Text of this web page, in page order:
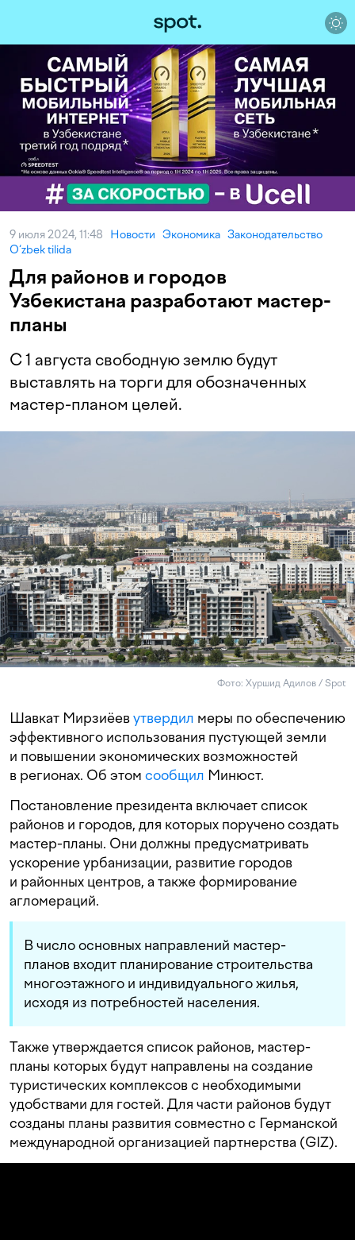
9 июля 2024, 11:48 Новости Экономика Законодательство
O‘zbek tilida
Для районов и городов
Узбекистана разработают мастер-
планы
С 1 августа свободную землю будут
выставлять на торги для обозначенных
мастер-планом целей.
Фото: Хуршид Адилов / Spot
Шавкат Мирзиёевутвердил меры по обеспечению
эффективного использования пустующей земли
и повышении экономических возможностей
в регионах. Об этом сообщил Минюст.
Постановление президента включает список
районов и городов, для которых поручено создать
мастер-планы. Они должны предусматривать
ускорение урбанизации, развитие городов
и районных центров, а также формирование
агломераций.
В число основных направлений мастер-
планов входит планирование строительства
многоэтажного и индивидуального жилья,
исходя из потребностей населения.
Также утверждается список районов, мастер-
планы которых будут направлены на создание
туристических комплексов с необходимыми
удобствами для гостей. Для части районов будут
созданы планы развития совместно с Германской
международной организацией партнерства (GIZ).